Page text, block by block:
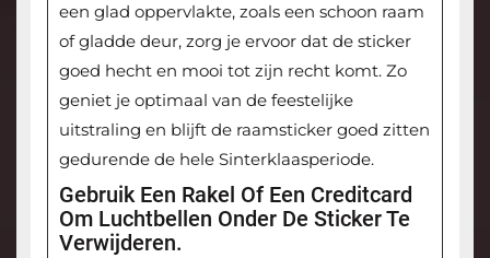
een glad oppervlakte, zoals een schoon raam
of gladde deur, zorg je ervoor dat de sticker
goed hecht en mooi tot zijn recht komt. Zo
geniet je optimaal van de feestelijke
uitstraling en blijft de raamsticker goed zitten
gedurende de hele Sinterklaasperiode.
Gebruik Een Rakel Of Een Creditcard
Om Luchtbellen Onder De Sticker Te
Verwijderen.